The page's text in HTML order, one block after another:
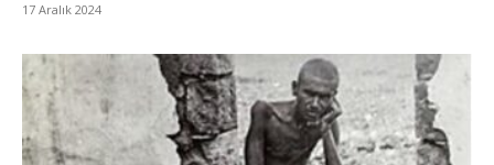
17 Aralık 2024